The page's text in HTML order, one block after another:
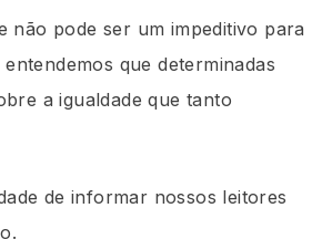
não pode ser um impeditivo para
que determinadas
a igualdade que tanto
de informar nossos leitores